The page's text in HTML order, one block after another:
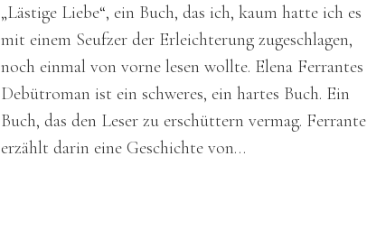
„Lästige Liebe“, ein Buch, das ich, kaum hatte ich es
mit einem Seufzer der Erleichterung zugeschlagen,
noch einmal von vorne lesen wollte. Elena Ferrantes
Debütroman ist ein schweres, ein hartes Buch. Ein
Buch, das den Leser zu erschüttern vermag. Ferrante
erzählt darin eine Geschichte von…